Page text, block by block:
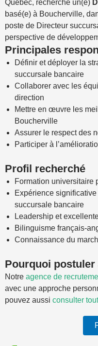
Québec, recherche un(e)
basé(e) à Boucherville,
poste de Directeur
perspective de
Principales
Définir et déployer la
succursale bancaire
Collaborer avec les
direction
Mettre en œuvre les
Boucherville
Assurer le respect des
Participer à
Profil recherché
Formation universitaire
Expérience
succursale bancaire
Leadership et
Bilinguisme français-
Connaissance du
Pourquoi postuler
Notre agence de
avec une approche
pouvez aussi consulter